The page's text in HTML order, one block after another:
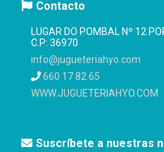
Contacto
LUGAR DO POMBAL Nº 12
C.P: 36970
info@jugueteriahyo.com
660 17 82 65
WWW.JUGUETERIAHYO.COM
Suscríbete a nuestras